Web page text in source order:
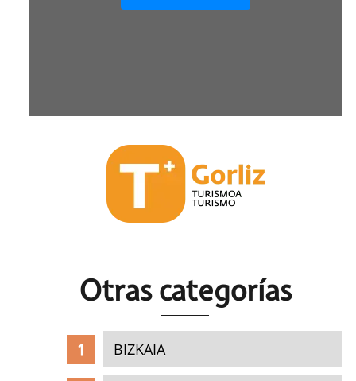
Otras categorías
BIZKAIA